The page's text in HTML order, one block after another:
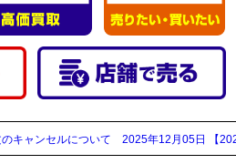
ルについて 2025年12月05日 【2025年～